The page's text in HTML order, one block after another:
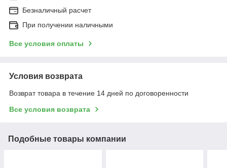
Безналичный расчет
При получении наличными
Все условия оплаты
Условия возврата
Возврат товара в течение 14 дней по договоренности
Все условия возврата
Подобные товары компании